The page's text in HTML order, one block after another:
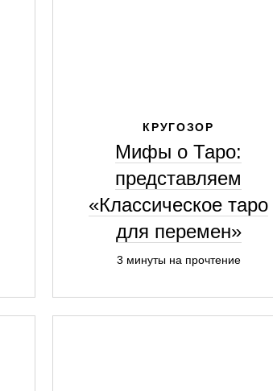
КРУГОЗОР
Мифы о Таро:
представляем
«Классическое таро
для перемен»
3 минуты на прочтение